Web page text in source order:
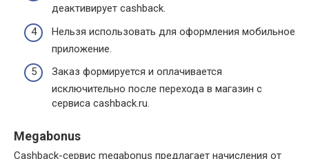
деактивирует cashback.
Нельзя использовать для оформления мобильное
приложение.
Заказ формируется и оплачивается
исключительно после перехода в магазин с
сервиса cashback.ru.
Megabonus
Cashback-сервис megabonus предлагает начисления от